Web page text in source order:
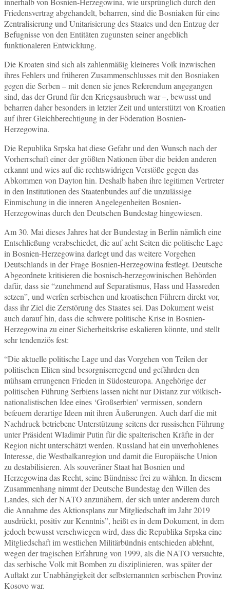
Friedensvertrag abgehandelt, beharren, sind die Bosniaken für eine
Zentralisierung und Unitarisierung des Staates und den Entzug der
Befugnisse von den Entitäten zugunsten seiner angeblich
funktionaleren Entwicklung.
Die Kroaten sind sich als zahlenmäßig kleineres Volk inzwischen
ihres Fehlers und früheren Zusammenschlusses mit den Bosniaken
gegen die Serben – mit denen sie jenes Referendum angegangen
sind, das der Grund für den Kriegsausbruch war –, bewusst und
beharren daher besonders in letzter Zeit und unterstützt von Kroatien
auf ihrer Gleichberechtigung in der Föderation Bosnien-
Herzegowina.
Die Republika Srpska hat diese Gefahr und den Wunsch nach der
Vorherrschaft einer der größten Nationen über die beiden anderen
erkannt und wies auf die rechtswidrigen Verstöße gegen das
Abkommen von Dayton hin. Deshalb haben ihre legitimen Vertreter
in den Institutionen des Staatenbundes auf die unzulässige
Einmischung in die inneren Angelegenheiten Bosnien-
Herzegowinas durch den Deutschen Bundestag hingewiesen.
Am 30. Mai dieses Jahres hat der Bundestag in Berlin nämlich eine
Entschließung verabschiedet, die auf acht Seiten die politische Lage
in Bosnien-Herzegowina darlegt und das weitere Vorgehen
Deutschlands in der Frage Bosnien-Herzegowina festlegt. Deutsche
Abgeordnete kritisieren die bosnisch-herzegowinischen Behörden
dafür, dass sie “zunehmend auf Separatismus, Hass und Hassreden
setzen”, und werfen serbischen und kroatischen Führern direkt vor,
dass ihr Ziel die Zerstörung des Staates sei. Das Dokument weist
auch darauf hin, dass die schwere politische Krise in Bosnien-
Herzegowina zu einer Sicherheitskrise eskalieren könnte, und stellt
sehr tendenziös fest:
“Die aktuelle politische Lage und das Vorgehen von Teilen der
politischen Eliten sind besorgniserregend und gefährden den
mühsam errungenen Frieden in Südosteuropa. Angehörige der
politischen Führung Serbiens lassen nicht nur Distanz zur völkisch-
nationalistischen Idee eines ‘Großserbien’ vermissen, sondern
befeuern derartige Ideen mit ihren Äußerungen. Auch darf die mit
Nachdruck betriebene Unterstützung seitens der russischen Führung
unter Präsident Wladimir Putin für die spalterischen Kräfte in der
Region nicht unterschätzt werden. Russland hat ein unverhohlenes
Interesse, die Westbalkanregion und damit die Europäische Union
zu destabilisieren. Als souveräner Staat hat Bosnien und
Herzegowina das Recht, seine Bündnisse frei zu wählen. In diesem
Zusammenhang nimmt der Deutsche Bundestag den Willen des
Landes, sich der NATO anzunähern, der sich unter anderem durch
die Annahme des Aktionsplans zur Mitgliedschaft im Jahr 2019
ausdrückt, positiv zur Kenntnis”, heißt es in dem Dokument, in dem
jedoch bewusst verschwiegen wird, dass die Republika Srpska eine
Mitgliedschaft im westlichen Militärbündnis entschieden ablehnt,
wegen der tragischen Erfahrung von 1999, als die NATO versuchte,
das serbische Volk mit Bomben zu disziplinieren, was später der
Auftakt zur Unabhängigkeit der selbsternannten serbischen Provinz
Kosovo war.